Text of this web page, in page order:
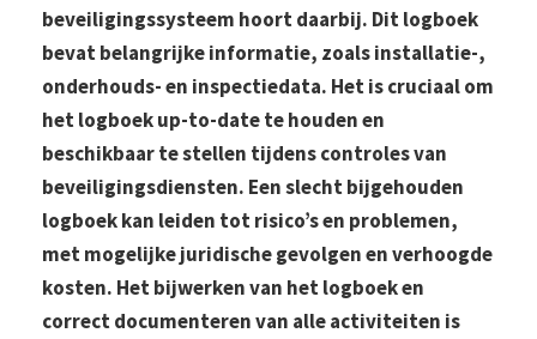
beveiligingssysteem hoort daarbij. Dit logboek
bevat belangrijke informatie, zoals installatie-,
onderhouds- en inspectiedata. Het is cruciaal om
het logboek up-to-date te houden en
beschikbaar te stellen tijdens controles van
beveiligingsdiensten. Een slecht bijgehouden
logboek kan leiden tot risico’s en problemen,
met mogelijke juridische gevolgen en verhoogde
kosten. Het bijwerken van het logboek en
correct documenteren van alle activiteiten is